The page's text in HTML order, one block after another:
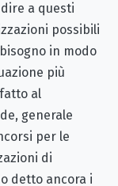
a questi
possibili
in modo
più
al
generale
per le
di
detto ancora i